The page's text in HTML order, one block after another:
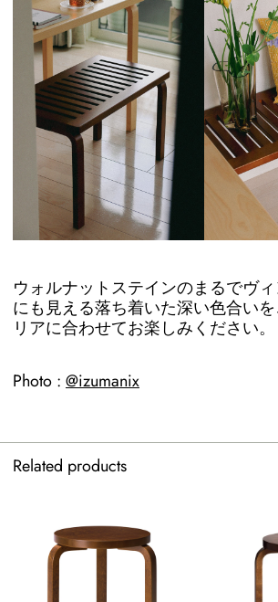
ウォルナットステインのまるでヴ
にも見える落ち着いた深い色合い
リアに合わせてお楽しみください。
Photo : @izumanix
Related products